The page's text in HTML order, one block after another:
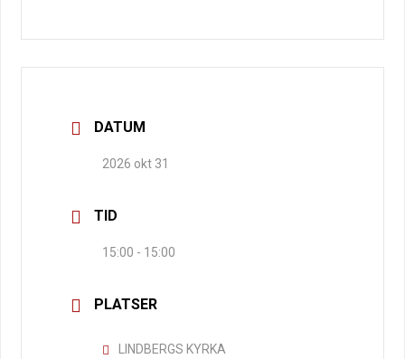
DATUM
2026 okt 31
TID
15:00 - 15:00
PLATSER
LINDBERGS KYRKA